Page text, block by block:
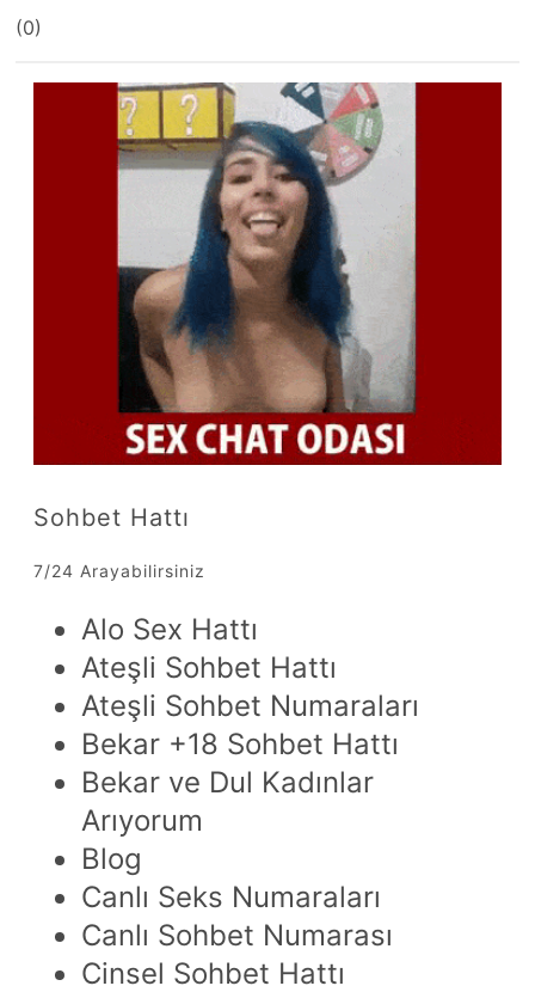
(0)
Sohbet Hattı
7/24 Arayabilirsiniz
Alo Sex Hattı
Ateşli Sohbet Hattı
Ateşli Sohbet Numaraları
Bekar +18 Sohbet Hattı
Bekar ve Dul Kadınlar
Arıyorum
Blog
Canlı Seks Numaraları
Canlı Sohbet Numarası
Cinsel Sohbet Hattı